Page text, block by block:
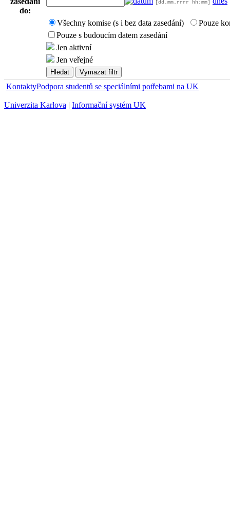
do:
[dd.mm.rrrr hh:mm]
Všechny komise (s i bez data zasedání)
Pouze
Pouze s budoucím datem zasedání
Jen aktivní
Jen veřejné
KontaktyPodpora studentů se speciálními potřebami na UK
Univerzita Karlova | Informační systém UK